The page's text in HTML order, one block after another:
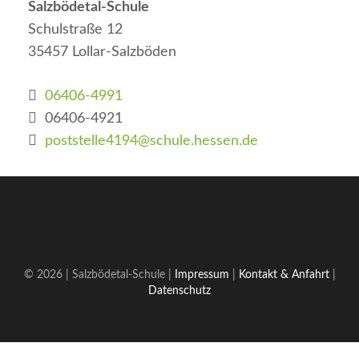
Salzbödetal-Schule
Schulstraße 12
35457 Lollar-Salzböden
06406-4991
06406-4921
poststelle4194@schule.hessen.de
© 2026 | Salzbödetal-Schule | Impressum Kontakt & Anfahrt|
Datenschutz